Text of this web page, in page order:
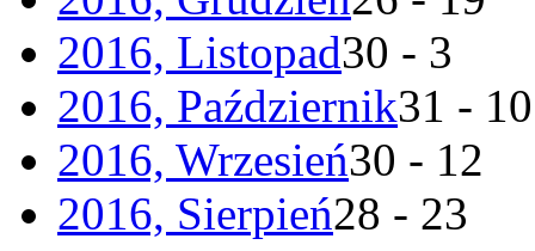
2016, Listopad30 - 3
2016, Październik31 - 10
2016, Wrzesień30 - 12
2016, Sierpień28 - 23